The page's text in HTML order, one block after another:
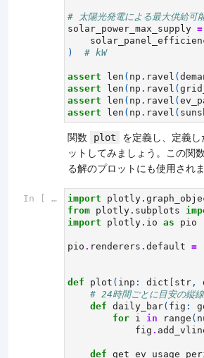
# 太陽光発電による最大供給可
solar_power_max_supply =
)
# kW
assert len ( np . ravel (
assert
len ( np . ravel (
assert
len ( np . ravel (
assert
len ( np . ravel (
関数 plot
を定義し、定義
ットしてみましょう。この関
る解のプロットにも使用されま
In [ ]: import
from plotly.subplots
import
plotly.io as pio
pio . renderers . default =
def plot ( inp : dict [ str ,
# 24時間ごとに目安の縦
def daily_bar( fig :
for i in range (
fig .
def